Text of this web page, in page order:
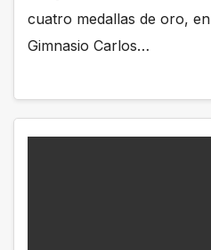
cuatro medallas de oro,
Gimnasio Carlos…